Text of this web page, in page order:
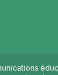
un nouvel
un nouvel